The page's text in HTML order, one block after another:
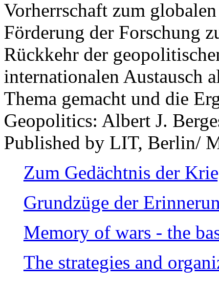
Vorherrschaft zum
Förderung der Forschung
Rückkehr der
internationalen Austausch
Thema gemacht und die
Geopolitics: Albert J.
Published by LIT, Berlin/
Zum Gedächtnis der
Grundzüge der
Memory of wars - the
The strategies and